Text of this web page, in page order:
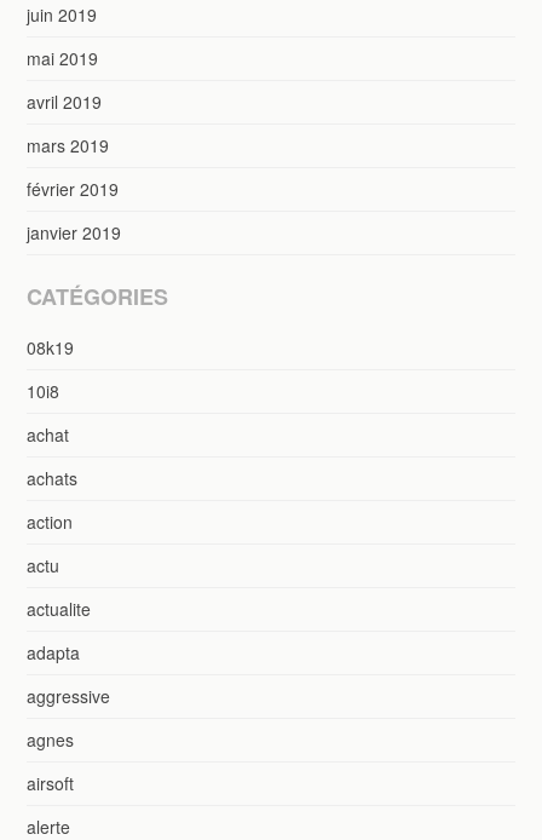
juin 2019
mai 2019
avril 2019
mars 2019
février 2019
janvier 2019
CATÉGORIES
08k19
10i8
achat
achats
action
actu
actualite
adapta
aggressive
agnes
airsoft
alerte